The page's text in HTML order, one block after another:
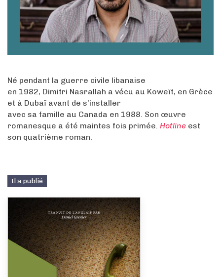
Né pendant la guerre civile libanaise
en 1982, Dimitri Nasrallah a vécu au Koweït, en Grèce
et à Dubaï avant de s’installer
avec sa famille au Canada en 1988. Son œuvre
romanesque a été maintes fois primée. Hotline est
son quatrième roman.
Il a publié